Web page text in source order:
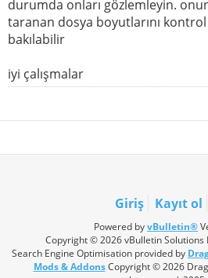
durumda onları gözlemleyin.
taranan dosya boyutlarını
bakılabilir
iyi çalışmalar
Giriş Kayıt ol
Powered byvBulletin®
Copyright © 2026 vBulletin Solutions
Search Engine Optimisation provided by
Mods & AddonsCopyright © 2026